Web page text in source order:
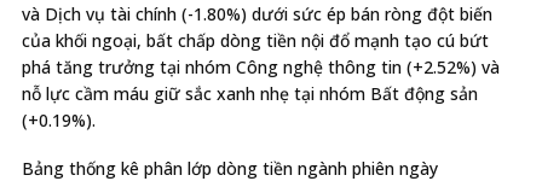
và Dịch vụ tài chính (-1.80%) dưới sức ép bán ròng đột biến
của khối ngoại, bất chấp dòng tiền nội đổ mạnh tạo cú bứt
phá tăng trưởng tại nhóm Công nghệ thông tin (+2.52%) và
nỗ lực cầm máu giữ sắc xanh nhẹ tại nhóm Bất động sản
(+0.19%).
Bảng thống kê phân lớp dòng tiền ngành phiên ngày